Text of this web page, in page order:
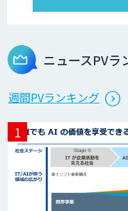
Dify
貴
ニュースPVラ
週間PVランキング